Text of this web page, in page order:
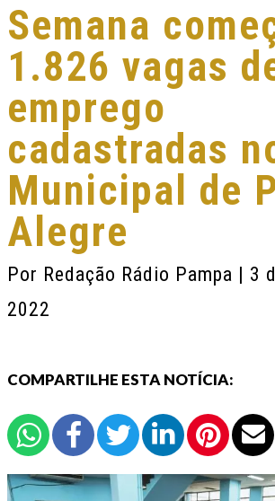
Semana
1.826 vagas
emprego
cadastradas
Municipal de
Alegre
Por Redação Rádio Pampa | 3
2022
COMPARTILHE ESTA NOTÍCIA: